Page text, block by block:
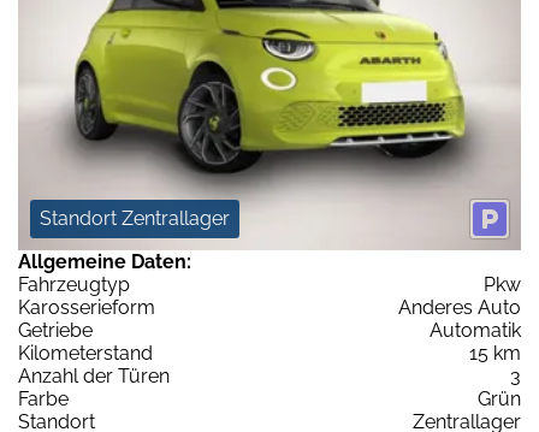
Standort Zentrallager
Allgemeine Daten:
Fahrzeugtyp
Pkw
Karosserieform
Anderes Auto
Getriebe
Automatik
Kilometerstand
15 km
Anzahl der Türen
3
Farbe
Grün
Standort
Zentrallager